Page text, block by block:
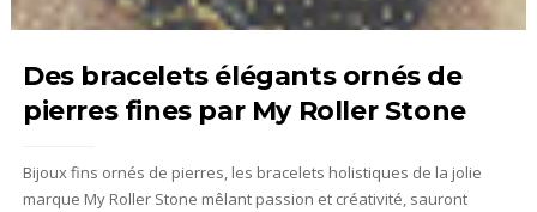
Des bracelets élégants ornés de
pierres fines par My Roller Stone
Bijoux fins ornés de pierres, les bracelets holistiques de la jolie
marque My Roller Stone mêlant passion et créativité, sauront